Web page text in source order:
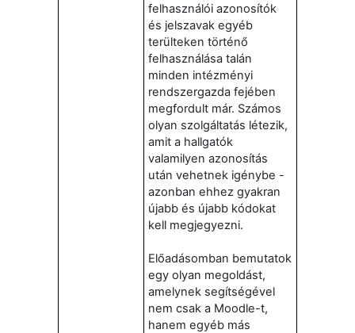
felhasználói azonosítók
és jelszavak egyéb
terülteken történő
felhasználása talán
minden intézményi
rendszergazda fejében
megfordult már. Számos
olyan szolgáltatás létezik,
amit a hallgatók
valamilyen azonosítás
után vehetnek igénybe -
azonban ehhez gyakran
újabb és újabb kódokat
kell megjegyezni.
Előadásomban bemutatok
egy olyan megoldást,
amelynek segítségével
nem csak a Moodle-t,
hanem egyéb más